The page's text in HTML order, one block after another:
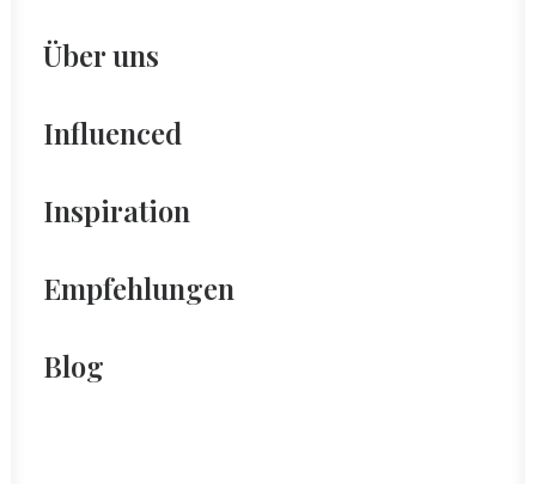
Über uns
Influenced
Inspiration
Empfehlungen
Blog